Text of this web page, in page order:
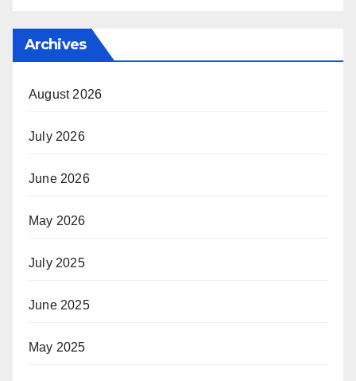
Archives
August 2026
July 2026
June 2026
May 2026
July 2025
June 2025
May 2025